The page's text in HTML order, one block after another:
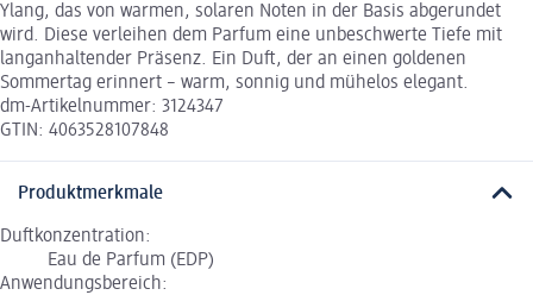
Ylang, das von warmen, solaren Noten in der Basis abgerundet
wird. Diese verleihen dem Parfum eine unbeschwerte Tiefe mit
langanhaltender Präsenz. Ein Duft, der an einen goldenen
Sommertag erinnert – warm, sonnig und mühelos elegant.
dm-Artikelnummer: 3124347
GTIN: 4063528107848
Produktmerkmale
Duftkonzentration:
Eau de Parfum (EDP)
Anwendungsbereich: